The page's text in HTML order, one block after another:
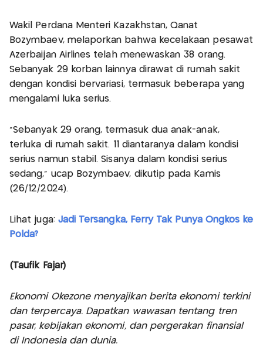
Wakil Perdana Menteri Kazakhstan, Qanat
Bozymbaev, melaporkan bahwa kecelakaan pesawat
Azerbaijan Airlines telah menewaskan 38 orang.
Sebanyak 29 korban lainnya dirawat di rumah sakit
dengan kondisi bervariasi, termasuk beberapa yang
mengalami luka serius.
“Sebanyak 29 orang, termasuk dua anak-anak,
terluka di rumah sakit. 11 diantaranya dalam kondisi
serius namun stabil. Sisanya dalam kondisi serius
sedang,” ucap Bozymbaev, dikutip pada Kamis
(26/12/2024).
Lihat juga: Jadi Tersangka, Ferry Tak Punya Ongkos ke
Polda?
(Taufik Fajar)
Ekonomi Okezone menyajikan berita ekonomi terkini
dan terpercaya. Dapatkan wawasan tentang tren
pasar, kebijakan ekonomi, dan pergerakan finansial
di Indonesia dan dunia.